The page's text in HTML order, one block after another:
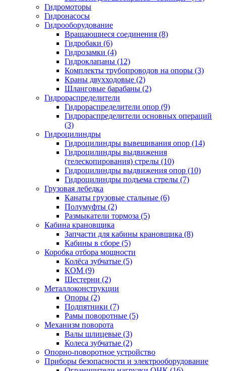
Гидромоторы
Гидронасосы
Гидрооборудование
Вращающиеся соединения (8)
Гидробаки (6)
Гидрозамки (4)
Гидроклапаны (12)
Комплекты трубопроводов на опоры (3)
Краны двухходовые (2)
Шланговые барабаны (2)
Гидрораспределители
Гидрораспределители опор (9)
Гидрораспределители основных операций
(3)
Гидроцилиндры
Гидроцилиндры вывешивания опор (14)
Гидроцилиндры выдвижения
(телескопирования) стрелы (10)
Гидроцилиндры выдвижения опор (10)
Гидроцилиндры подъема стрелы (7)
Грузовая лебедка
Канаты грузовые стальные (6)
Полумуфты (2)
Размыкатели тормоза (5)
Кабина крановщика
Запчасти для кабины крановщика (8)
Кабины в сборе (5)
Коробка отбора мощности
Колёса зубчатые (5)
КОМ (9)
Шестерни (2)
Металлоконструкции
Опоры (2)
Подпятники (7)
Рамы поворотные (5)
Механизм поворота
Валы шлицевые (3)
Колеса зубчатые (2)
Опорно-поворотное устройство
Приборы безопасности и электрооборудование